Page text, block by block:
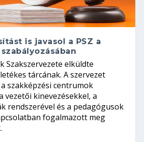
is javasol a PSZ a
Szakszervezete elküldte
tárcának. A szervezet
szakképzési centrumok
vezetői kinevezésekkel, a
rendszerével és a pedagógusok
fogalmazott meg